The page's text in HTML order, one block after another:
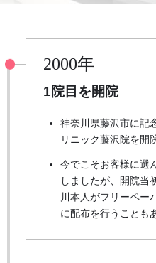
2000年
1院目を開院
神奈川県藤沢市に記
リニック藤沢院を開
今でこそお客様に選
しましたが、開院当
川本人がフリーペー
に配布を行うことも